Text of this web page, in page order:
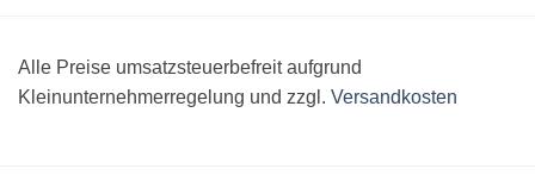
Alle Preise umsatzsteuerbefreit aufgrund
Kleinunternehmerregelung und zzgl. Versandkosten